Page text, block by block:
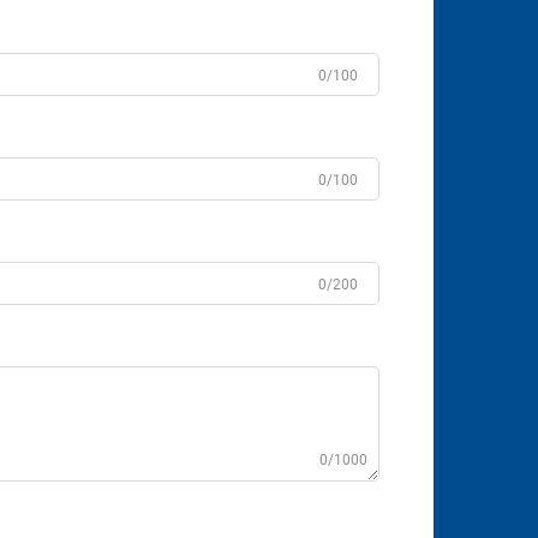
0/100
0/100
0/200
0/1000